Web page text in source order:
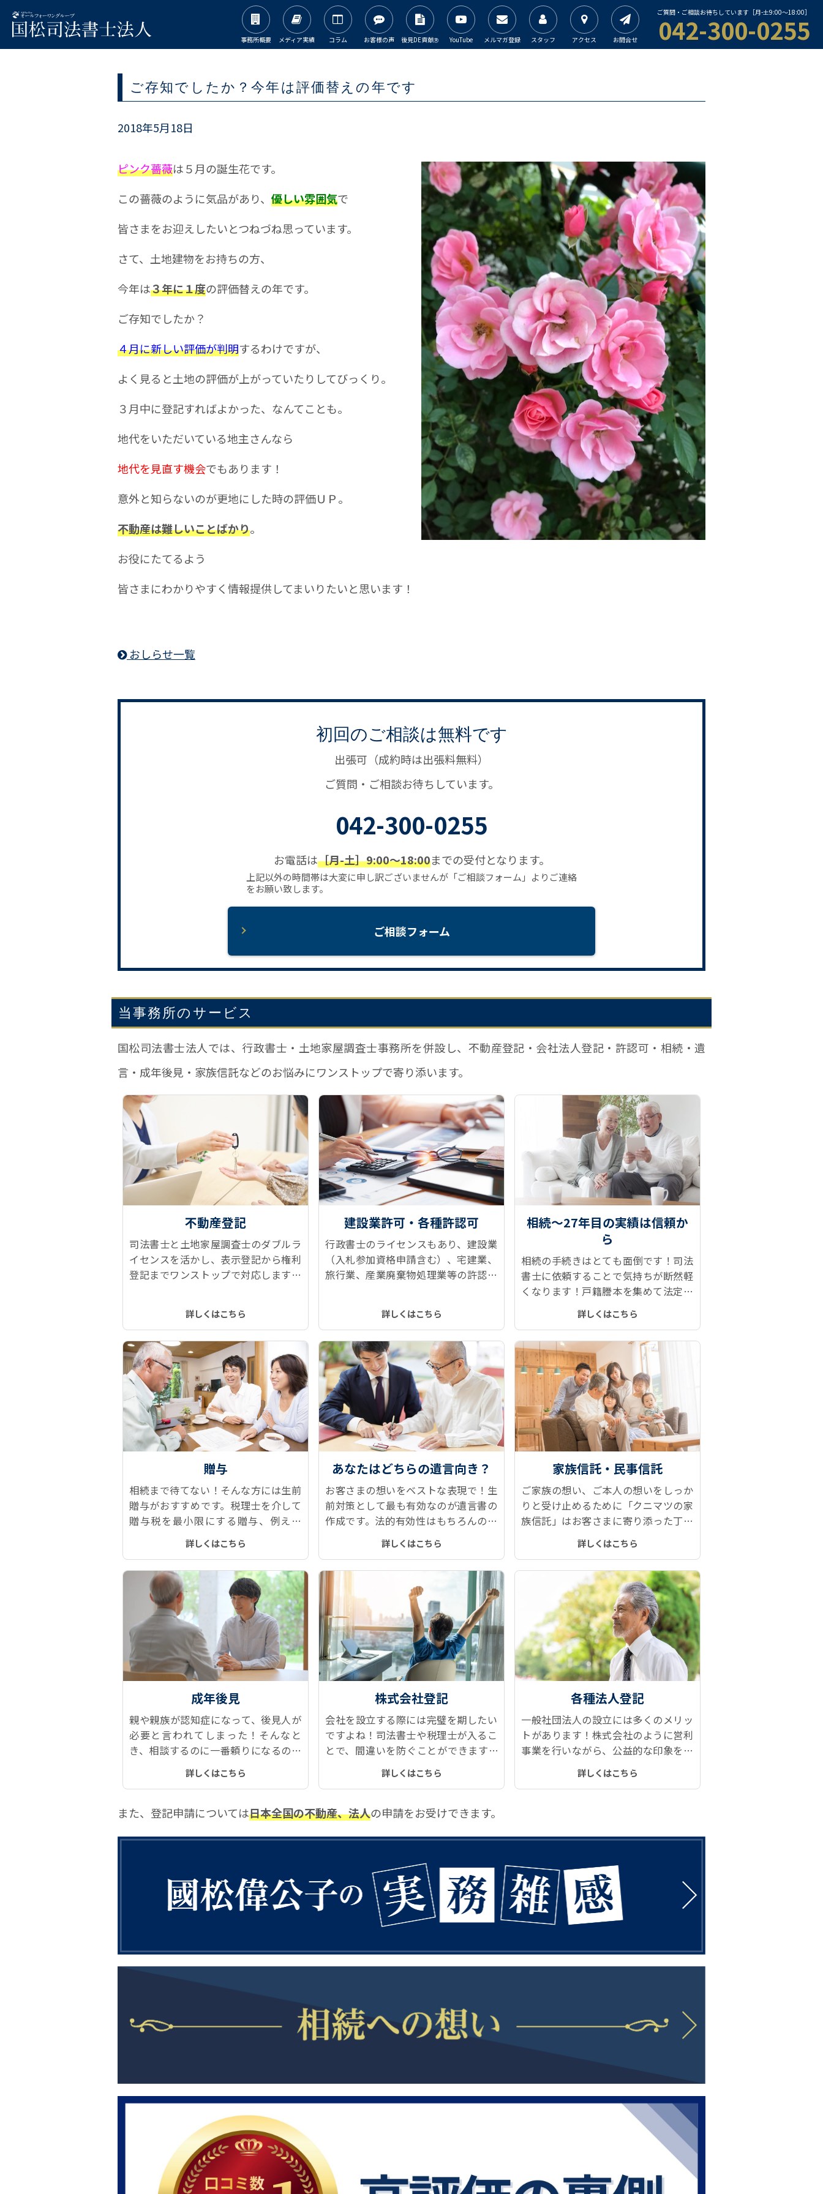
事務所概要 メディア実績 コラム お客様の声 後見DE貢献Ⓡ YouTube メルマガ登録 スタッフ アクセス お問合せ
ご質問・ご相談お待ちしています［月-土9:00〜18:00］
042-300-0255
ご存知でしたか？今年は評価替えの年です
2018年5月18日
ピンク薔薇は５月の誕生花です。
この薔薇のように気品があり、 優しい雰囲気で
皆さまをお迎えしたいとつねづね思っています。
さて、土地建物をお持ちの方、
今年は３年に１度の評価替えの年です。
ご存知でしたか？
４月に新しい評価が判明するわけですが、
よく見ると土地の評価が上がっていたりしてびっくり。
３月中に登記すればよかった、なんてことも。
地代をいただいている地主さんなら
地代を見直す機会でもあります！
意外と知らないのが更地にした時の評価ＵＰ。
不動産は難しいことばかり。
お役にたてるよう
皆さまにわかりやすく情報提供してまいりたいと思います！
おしらせ一覧
初回のご相談は無料です
出張可（成約時は出張料無料）
ご質問・ご相談お待ちしています。
042-300-0255
お電話は［月-土］9:00〜18:00までの受付となります。
上記以外の時間帯は大変に申し訳ございませんが「ご相談フォーム」よりご連絡
をお願い致します。
ご相談フォーム
当事務所のサービス
国松司法書士法人では、行政書士・土地家屋調査士事務所を併設し、不動産登記・会社法人登記・許認可・相続・遺
言・成年後見・家族信託などのお悩みにワンストップで寄り添います。
不動産登記
司法書士と土地家屋調査士のダブルラ
イセンスを活かし、表示登記から権利
登記までワンストップで対応します！
トレスなくスムーズに、ワンストップ
詳しくはこちら
建設業許可・各種許認可
行政書士のライセンスもあり、建設業
（入札参加資格申請含む）、宅建業、
旅行業、産業廃棄物処理業等の許認可
詳しくはこちら
相続～27年目の実績は信頼か
ら
相続の手続きはとても面倒です！司法
書士に依頼することで気持ちが断然軽
くなります！戸籍謄本を集めて法定相
続情報を取得、遺産分割協議、相続登
記、預金解約などがとてもスムーズで
す。
詳しくはこちら
贈与
相続まで待てない！そんな方には生前
贈与がおすすめです。税理士を介して
贈与税を最小限にする贈与、例えば
「おしどり贈与」や「相続時精算課税
制度」などをご提案します。
詳しくはこちら
あなたはどちらの遺言向き？
お客さまの想いをベストな表現で！生
前対策として最も有効なのが遺言書の
作成です。法的有効性はもちろんのこ
と、作っておいて良かった！と言える
遺言書本文、付言事項をご提案しま
す。
詳しくはこちら
家族信託・民事信託
ご家族の想い、ご本人の想いをしっか
りと受け止めるために「クニマツの家
族信託」はお客さまに寄り添った丁寧
な面談を行い、財産管理、財産承継の
お悩みを解決へと導きます。
詳しくはこちら
成年後見
親や親族が認知症になって、後見人が
必要と言われてしまった！そんなと
き、相談するのに一番頼りになるのが
司法書士です。なぜならダントツに後
見人に就任していて、経験がとても豊
詳しくはこちら
株式会社登記
会社を設立する際には完璧を期したい
ですよね！司法書士や税理士が入るこ
とで、間違いを防ぐことができます。
設立した後のメンテナンスも、定款変
更や役員変更などで発生する登記もス
詳しくはこちら
各種法人登記
一般社団法人の設立には多くのメリッ
トがあります！株式会社のように営利
事業を行いながら、公益的な印象を持
たせられるブランド力と信用力、設立
費用の安さもアピールポイントの一つ
詳しくはこちら
また、登記申請については日本全国の不動産、法人の申請をお受けできます。